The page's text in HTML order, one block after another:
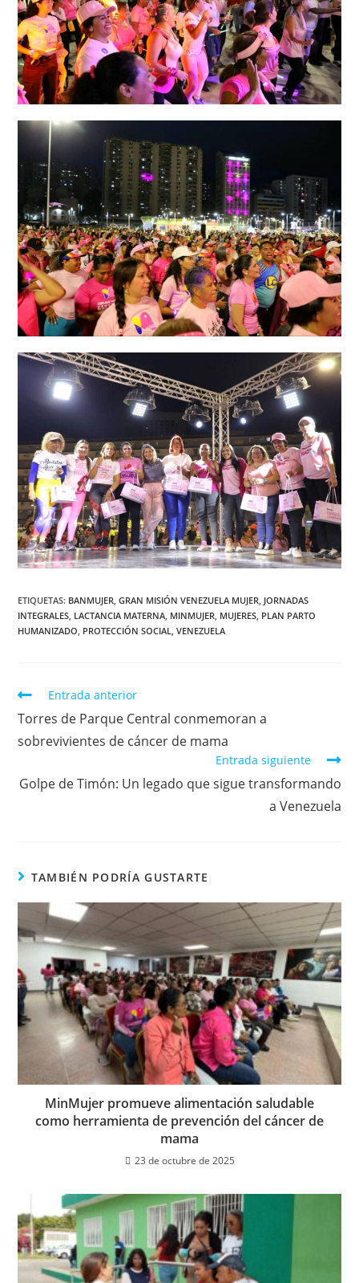
ETIQUETAS: BANMUJER GRAN MISIÓN VENEZUELA MUJER JORNADAS
INTEGRALES LACTANCIA MATERNA MINMUJER MUJERES PLAN PARTO
HUMANIZADO PROTECCIÓN SOCIAL VENEZUELA
Entrada anterior
Torres de Parque Central conmemoran a
sobrevivientes de cáncer de mama
Entrada siguiente
Golpe de Timón: Un legado que sigue transformando
a Venezuela
TAMBIÉN PODRÍA GUSTARTE
MinMujer promueve alimentación saludable
como herramienta de prevención del cáncer de
mama
23 de octubre de 2025